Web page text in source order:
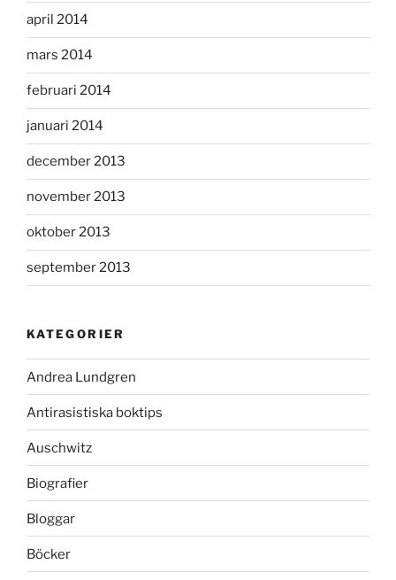
april 2014
mars 2014
februari 2014
januari 2014
december 2013
november 2013
oktober 2013
september 2013
KATEGORIER
Andrea Lundgren
Antirasistiska boktips
Auschwitz
Biografier
Bloggar
Böcker